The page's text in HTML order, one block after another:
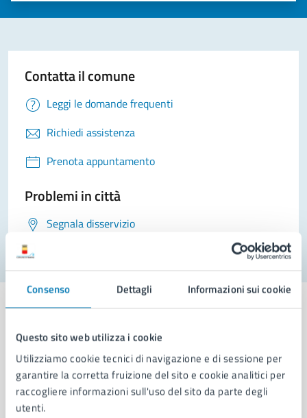
Consenso Dettagli Informazioni sui cookie
Questo sito web utilizza i cookie
Utilizziamo cookie tecnici di navigazione e di sessione per
garantire la corretta fruizione del sito e cookie analitici per
raccogliere informazioni sull'uso del sito da parte degli
utenti.
Contatta il comune
Leggi le domande frequenti
Richiedi assistenza
Prenota appuntamento
Problemi in città
Segnala disservizio
Comune di Napoli
AMMINISTRAZIONE